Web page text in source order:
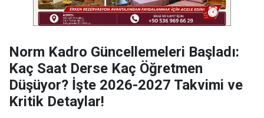
Norm Kadro Güncellemeleri Başladı:
Kaç Saat Derse Kaç Öğretmen
Düşüyor? İşte 2026-2027 Takvimi ve
Kritik Detaylar!